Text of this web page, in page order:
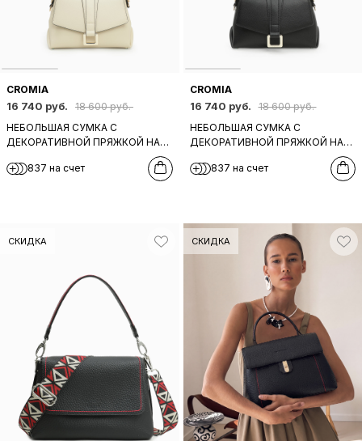
CROMIA
16 740 руб.
18 600 руб.
НЕБОЛЬШАЯ СУМКА С
ДЕКОРАТИВНОЙ ПРЯЖКОЙ НА
БЕЖЕВОЙ КОЖИ
837 на счет
CROMIA
16 740 руб.
18 600 руб.
НЕБОЛЬШАЯ СУМКА С
ДЕКОРАТИВНОЙ ПРЯЖКОЙ НА
ЧЕРНОЙ КОЖИ
837 на счет
СКИДКА СКИДКА